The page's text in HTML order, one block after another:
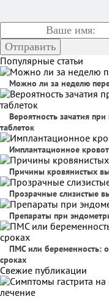
Популярные статьи
Можно ли за неделю
Вероятность зачатия
таблеток
Имплантационное
Причины кровянистых
Прозрачные слизистые
Препараты при
ПМС или беременность:
сроках
Свежие публикации